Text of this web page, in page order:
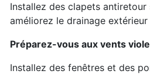
Installez des clapets
améliorez le drainage
Préparez-vous aux vents
Installez des fenêtres et des